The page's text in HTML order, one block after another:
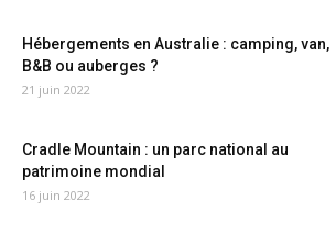
Hébergements en Australie : camping, van,
B&B ou auberges ?
21 juin 2022
Cradle Mountain : un parc national au
patrimoine mondial
16 juin 2022